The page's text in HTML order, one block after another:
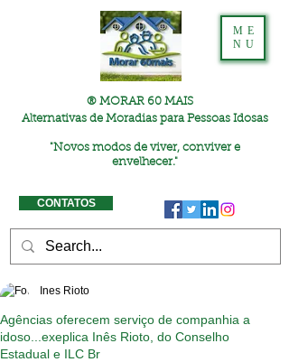
® MORAR 60 MAIS
Alternativas de Moradias para Pessoas Idosas
"Novos modos de viver, conviver e
envelhecer."
ME
NU
CONTATOS
Agências oferecem serviço de companhia a
idoso...exeplica Inês Rioto, do Conselho
Estadual e ILC Br
Ines Rioto